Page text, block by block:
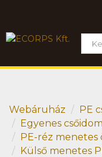
Webáruház
PE
Egyenes
PE-réz menetes
Külső menetes